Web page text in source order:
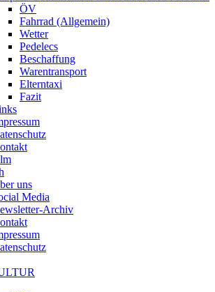
ÖV
Fahrrad (Allgemein)
Wetter
Pedelecs
Beschaffung
Warentransport
Elterntaxi
Fazit
uns
Media
Archiv